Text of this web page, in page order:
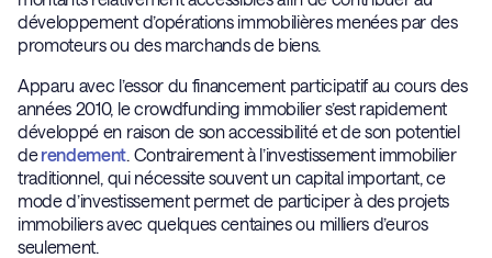
développement d’opérations immobilières menées par des
promoteurs ou des marchands de biens.
Apparu avec l’essor du financement participatif au cours des
années 2010, le crowdfunding immobilier s’est rapidement
développé en raison de son accessibilité et de son potentiel
derendement. Contrairement à l’investissement immobilier
traditionnel, qui nécessite souvent un capital important, ce
mode d’investissement permet de participer à des projets
immobiliers avec quelques centaines ou milliers d’euros
seulement.